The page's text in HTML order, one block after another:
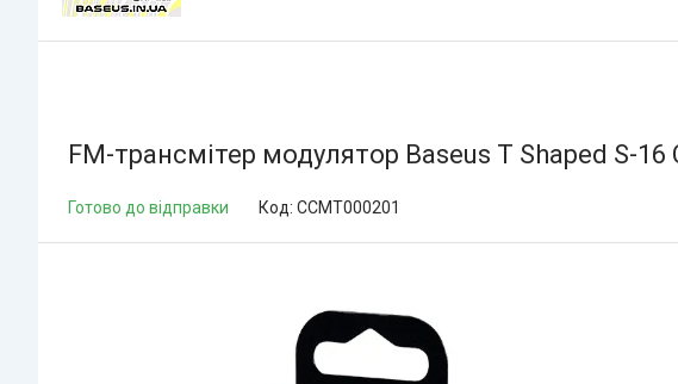
FM-трансмітер модулятор Baseus T Shaped S-
Готово до відправки Код: CCMT000201